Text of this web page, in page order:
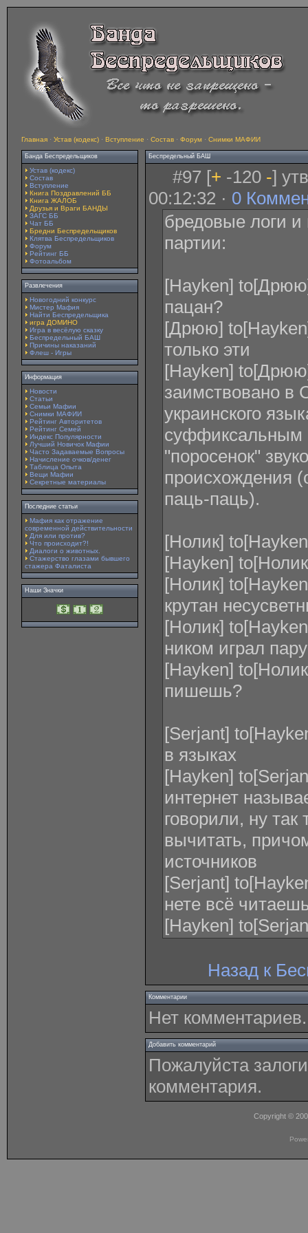
Главная · Устав (кодекс) · Вступление · Состав · Форум · Снимки МАФИИ
Банда Беспредельщиков
Устав (кодекс)
Состав
Вступление
Книга Поздравлений ББ
Книга ЖАЛОБ
Друзья и Враги БАНДЫ
ЗАГС ББ
Чат ББ
Бредни Беспредельщиков
Клятва Беспредельщиков
Форум
Рейтинг ББ
Фотоальбом
Развлечения
Новогодний конкурс
Мистер Мафия
Найти Беспредельщика
игра ДОМИНО
Игра в весёлую сказку
Беспредельный БАШ
Причины наказаний
Флеш - Игры
Информация
Новости
Статьи
Семьи Мафии
Снимки МАФИИ
Рейтинг Авторитетов
Рейтинг Семей
Индекс Популярности
Лучший Новичок Мафии
Часто Задаваемые Вопросы
Начисление очков/денег
Таблица Опыта
Вещи Мафии
Секретные материалы
Последние статьи
Мафия как отражение
современной действительности
Для или против?
Что происходит?!
Диалоги о животных.
Стажерство глазами бывшего
стажера Фаталиста
Наши Значки
Беспредельный БАШ
#97 [+ -120 -]
00:12:32 · 0
бредовые логи
партии:
[Hayken]
пацан?
[Дрюю]
только эти
[Hayken]
заимствовано в
украинского
суффиксальным
"поросенок"
происхождения
паць-паць).
[Нолик]
[Hayken]
[Нолик]
крутан
[Нолик]
ником играл
[Hayken]
пишешь?
[Serjant]
в языках
[Hayken]
интернет
говорили, ну
вычитать,
источников
[Serjant]
нете всё
[Hayken]
Назад к
Комментарии
Нет комментариев.
Добавить комментарий
Пожалуйста
комментария.
Copyright ©